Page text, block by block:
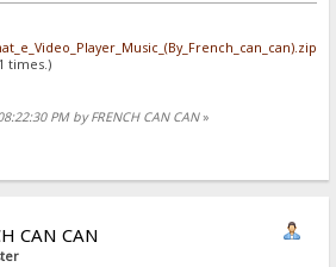
times.)
PM by FRENCH CAN CAN»
CAN CAN